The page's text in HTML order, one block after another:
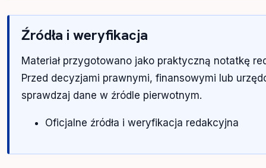
Źródła i weryfikacja
Materiał przygotowano jako praktyczną notatkę
Przed decyzjami prawnymi, finansowymi lub
sprawdzaj dane w źródle pierwotnym.
Oficjalne źródła i weryfikacja redakcyjna